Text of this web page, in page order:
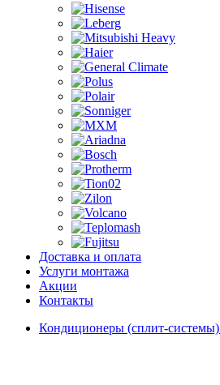
Доставка и оплата
Услуги монтажа
Акции
Контакты
Кондиционеры (сплит-системы)